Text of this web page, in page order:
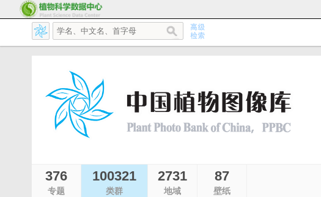
376
专题
100321
类群
2731
地域
87
壁纸